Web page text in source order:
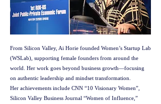
From Silicon Valley, Ai Horie founded Women’s Startup Lab
(WSLab), supporting female founders from around the
world. Her work goes beyond business growth—focusing
on authentic leadership and mindset transformation.
Her achievements include CNN “10 Visionary Women”,
Silicon Valley Business Journal “Women of Influence,”